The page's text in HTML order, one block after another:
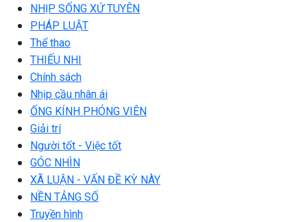
NHỊP SỐNG XỨ TUYÊN
PHÁP LUẬT
Thể thao
THIẾU NHI
Chính sách
Nhịp cầu nhân ái
ỐNG KÍNH PHÓNG VIÊN
Giải trí
Người tốt - Việc tốt
GÓC NHÌN
XÃ LUẬN - VẤN ĐỀ KỲ NÀY
NỀN TẢNG SỐ
Truyền hình